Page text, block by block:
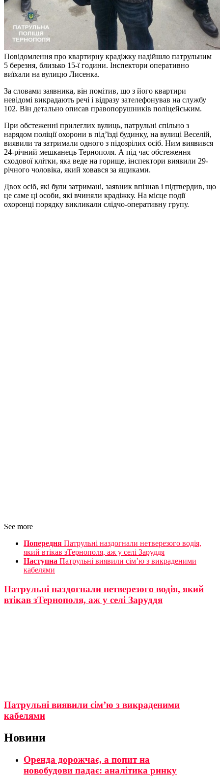
Повідомлення про квартирну крадіжку надійшло патрульним
5 березня, близько 15-ї години. Інспектори оперативно
виїхали на вулицю Лисенка.
За словами заявника, він помітив, що з його квартири
невідомі викрадають речі і відразу зателефонував на службу
102. Він детально описав правопорушників поліцейським.
При обстеженні прилеглих вулиць, патрульні спільно з
нарядом поліції охорони в під’їзді будинку, на вулиці Веселій,
виявили та затримали одного з підозрілих осіб. Ним виявився
24-річний мешканець Тернополя. А під час обстеження
сходової клітки, яка веде на горище, інспектори виявили 29-
річного чоловіка, який ховався за ящиками.
Двох осіб, які були затримані, заявник впізнав і підтвердив, що
це саме ці особи, які вчиняли крадіжку. На місце події
охоронці порядку викликали слідчо-оперативну групу.
See more
Попередня Патрульні наздогнали нетверезого водія,
який втікав зТернополя, аж у селі Заруддя
Наступна Патрульні виявили сім’ю з викраденими
кабелями
Патрульні наздогнали нетверезого водія, який
втікав зТернополя, аж у селі Заруддя
Патрульні виявили сім’ю з викраденими
кабелями
Новини
Оренда дорожчає, а попит на
новобудови падає: аналітика ринку